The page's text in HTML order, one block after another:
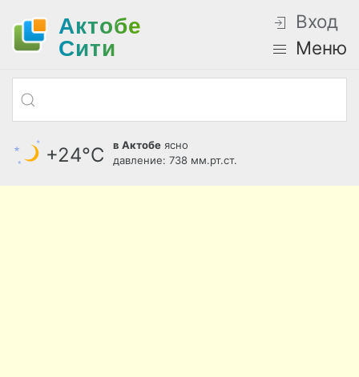
Актобе
Cити
Вход
Меню
+24°С в Актобе ясно
давление: 738 мм.рт.ст.